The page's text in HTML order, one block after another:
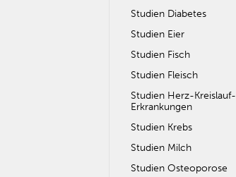
Studien Diabetes
Studien Eier
Studien Fisch
Studien Fleisch
Studien Herz-Kreislauf-
Erkrankungen
Studien Krebs
Studien Milch
Studien Osteoporose